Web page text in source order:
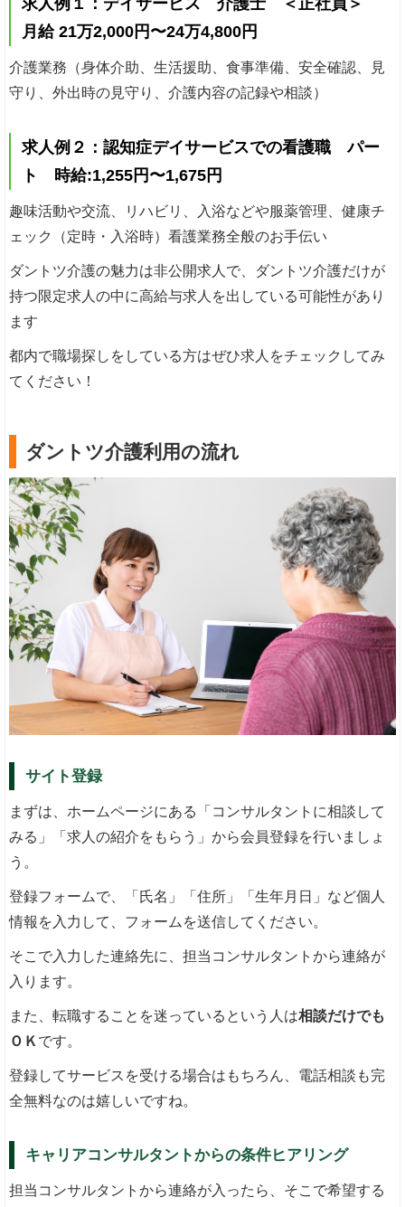
求人例１：デイサービス 介護士 ＜正社員＞
月給 21万2,000円〜24万4,800円
介護業務（身体介助、生活援助、食事準備、安全確認、見
守り、外出時の見守り、介護内容の記録や相談）
求人例２：認知症デイサービスでの看護職 パー
ト 時給:1,255円〜1,675円
趣味活動や交流、リハビリ、入浴などや服薬管理、健康チ
ェック（定時・入浴時）看護業務全般のお手伝い
ダントツ介護の魅力は非公開求人で、ダントツ介護だけが
持つ限定求人の中に高給与求人を出している可能性があり
ます
都内で職場探しをしている方はぜひ求人をチェックしてみ
てください！
ダントツ介護利用の流れ
サイト登録
まずは、ホームページにある「コンサルタントに相談して
みる」「求人の紹介をもらう」から会員登録を行いましょ
う。
登録フォームで、「氏名」「住所」「生年月日」など個人
情報を入力して、フォームを送信してください。
そこで入力した連絡先に、担当コンサルタントから連絡が
入ります。
また、転職することを迷っているという人は相談だけでも
ＯＫ です。
登録してサービスを受ける場合はもちろん、電話相談も完
全無料なのは嬉しいですね。
キャリアコンサルタントからの条件ヒアリング
担当コンサルタントから連絡が入ったら、そこで希望する